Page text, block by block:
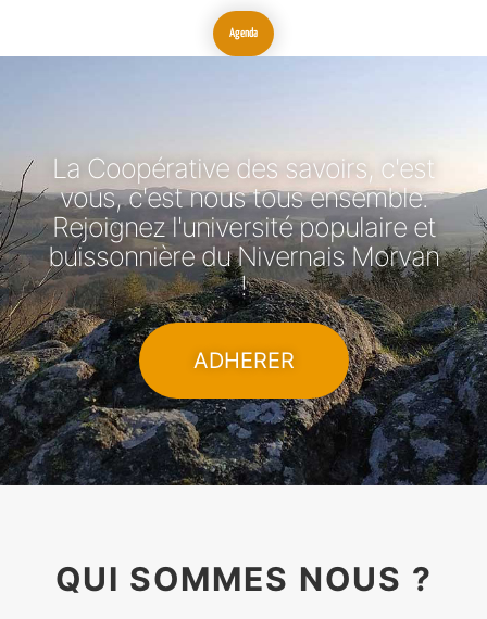
Agenda
La Coopérative des savoirs, c'est
vous, c'est nous tous ensemble.
Rejoignez l'université populaire et
buissonnière du Nivernais Morvan
!
ADHERER
QUI SOMMES NOUS ?